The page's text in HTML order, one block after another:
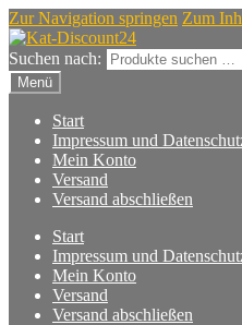
Zur Navigation springen Zum
Suchen nach:
Menü
Start
Impressum und
Mein Konto
Versand
Versand abschließen
Start
Impressum und
Mein Konto
Versand
Versand abschließen